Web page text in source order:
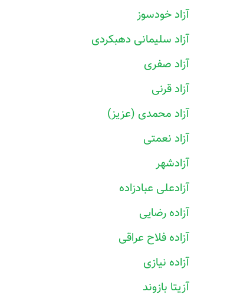
آزاد خودسوز
آزاد سلیمانی دهبکردی
آزاد صفری
آزاد قرنی
آزاد محمدی (عزیز)
آزاد نعمتی
آزادشهر
آزادعلی عبادزاده
آزاده رضایی
آزاده فلاح عراقی
آزاده نیازی
آزیتا بازوند